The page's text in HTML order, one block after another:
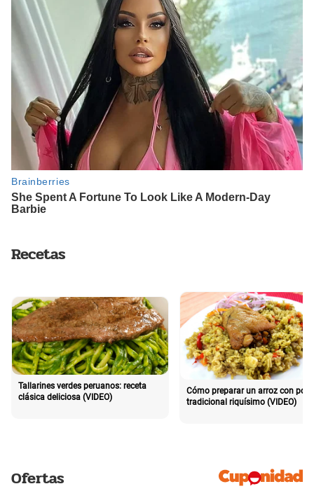
Recetas
Tallarines verdes peruanos: receta
clásica deliciosa (VIDEO)
Cómo preparar un arroz con pollo
tradicional riquísimo (VIDEO)
Ofertas